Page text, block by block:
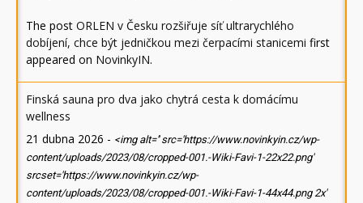
The post ORLEN v Česku rozšiřuje síť ultrarychlého
dobíjení, chce být jedničkou mezi čerpacími stanicemi first
appeared on NovinkyIN.
Finská sauna pro dva jako chytrá cesta k domácímu
wellness
21 dubna 2026 - <img alt='' src='https://www.novinkyin.cz/wp-
content/uploads/2023/08/cropped-001.-Wiki-Favi-1-22x22.png'
srcset='https://www.novinkyin.cz/wp-
content/uploads/2023/08/cropped-001.-Wiki-Favi-1-44x44.png 2x'